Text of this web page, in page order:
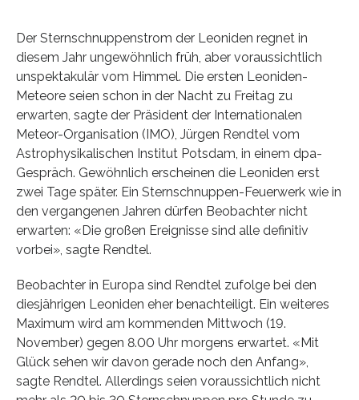
Der Sternschnuppenstrom der Leoniden regnet in
diesem Jahr ungewöhnlich früh, aber voraussichtlich
unspektakulär vom Himmel. Die ersten Leoniden-
Meteore seien schon in der Nacht zu Freitag zu
erwarten, sagte der Präsident der Internationalen
Meteor-Organisation (IMO), Jürgen Rendtel vom
Astrophysikalischen Institut Potsdam, in einem dpa-
Gespräch. Gewöhnlich erscheinen die Leoniden erst
zwei Tage später. Ein Sternschnuppen-Feuerwerk wie in
den vergangenen Jahren dürfen Beobachter nicht
erwarten: «Die großen Ereignisse sind alle definitiv
vorbei», sagte Rendtel.
Beobachter in Europa sind Rendtel zufolge bei den
diesjährigen Leoniden eher benachteiligt. Ein weiteres
Maximum wird am kommenden Mittwoch (19.
November) gegen 8.00 Uhr morgens erwartet. «Mit
Glück sehen wir davon gerade noch den Anfang»,
sagte Rendtel. Allerdings seien voraussichtlich nicht